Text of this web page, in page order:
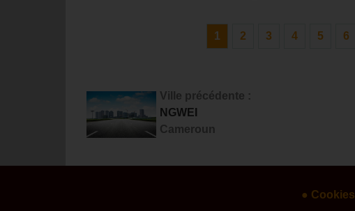
1 2 3 4 5 6
Ville précédente :
NGWEI
Cameroun
● Cookies